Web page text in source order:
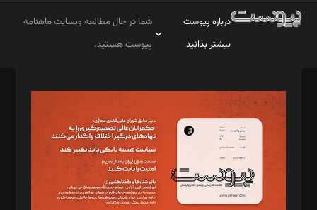
درباره پیوست
بیشتر بدانید
شما در حال مطالعه وبسایت ماهنامه
پیوست هستید.
مدیر مسئول: محمدباقر اثنی‌عشری
سردبیر: مهرک محمودی
دبیر تحریریه: میثم قاسمی
د‌بیر ناداستان: سمانه سمیع
د‌بیر خدمت و تجارت: ابوالفضل رجبی
د‌بیر حقوق فناوری: حسام‌الدین ایپکچی